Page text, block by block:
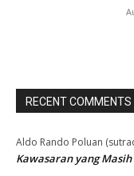
RECENT COMMENTS
Aldo Rando Poluan
Kawasaran yang